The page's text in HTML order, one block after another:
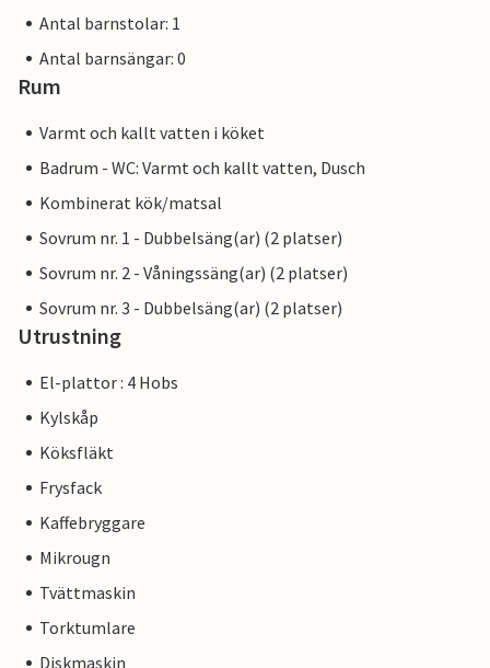
Antal barnstolar: 1
Antal barnsängar: 0
Rum
Varmt och kallt vatten i köket
Badrum - WC: Varmt och kallt vatten, Dusch
Kombinerat kök/matsal
Sovrum nr. 1 - Dubbelsäng(ar) (2 platser)
Sovrum nr. 2 - Våningssäng(ar) (2 platser)
Sovrum nr. 3 - Dubbelsäng(ar) (2 platser)
Utrustning
El-plattor : 4 Hobs
Kylskåp
Köksfläkt
Frysfack
Kaffebryggare
Mikrougn
Tvättmaskin
Torktumlare
Diskmaskin